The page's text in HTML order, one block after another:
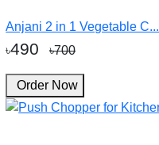
Anjani 2 in 1 Vegetable C...
৳490 ৳700
Order Now